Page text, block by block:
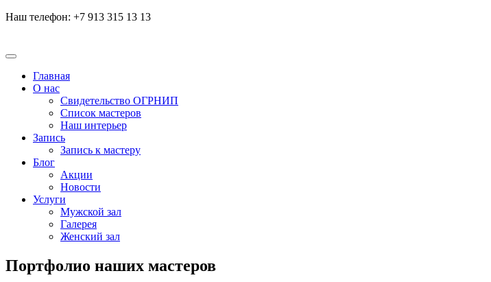
Наш телефон: +7 913 315 13 13
Главная
О нас
Свидетельство ОГРНИП
Список мастеров
Наш интерьер
Запись
Запись к мастеру
Блог
Акции
Новости
Услуги
Мужской зал
Галерея
Женский зал
Портфолио наших мастеров